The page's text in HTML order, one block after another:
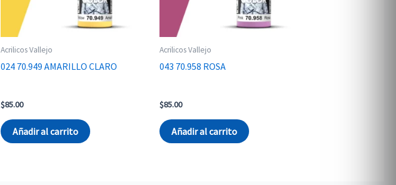
Acrilicos Vallejo
024 70.949 AMARILLO CLARO
$85.00
Añadir al carrito
Acrilicos Vallejo
043 70.958 ROSA
$85.00
Añadir al carrito